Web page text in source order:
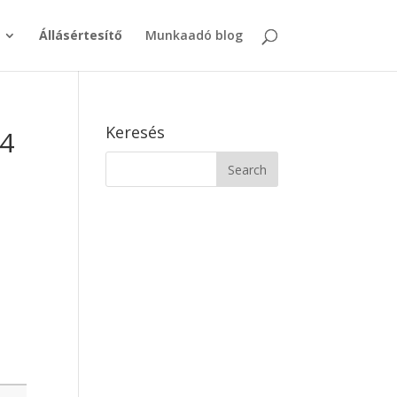
Állásértesítő Munkaadó blog
Keresés